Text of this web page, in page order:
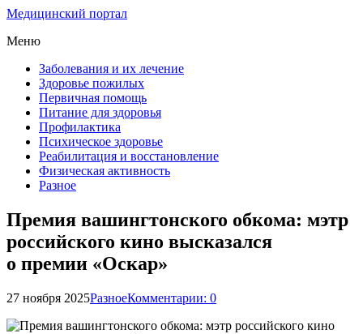
Медицинский портал
Меню
Заболевания и их лечение
Здоровье пожилых
Первичная помощь
Питание для здоровья
Профилактика
Психическое здоровье
Реабилитация и восстановление
Физическая активность
Разное
Премия вашингтонского обкома: мэтр
российского кино высказался
о премии «Оскар»
27 ноября 2025РазноеКомментарии: 0